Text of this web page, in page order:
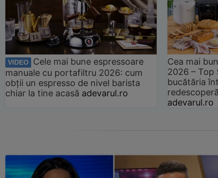
VIDEO
Cele mai bune espressoare
manuale cu portafiltru 2026: cum
obții un espresso de nivel barista
chiar la tine acasă adevarul.ro
Cea mai
2026 –
bucătăria
adevarul.ro